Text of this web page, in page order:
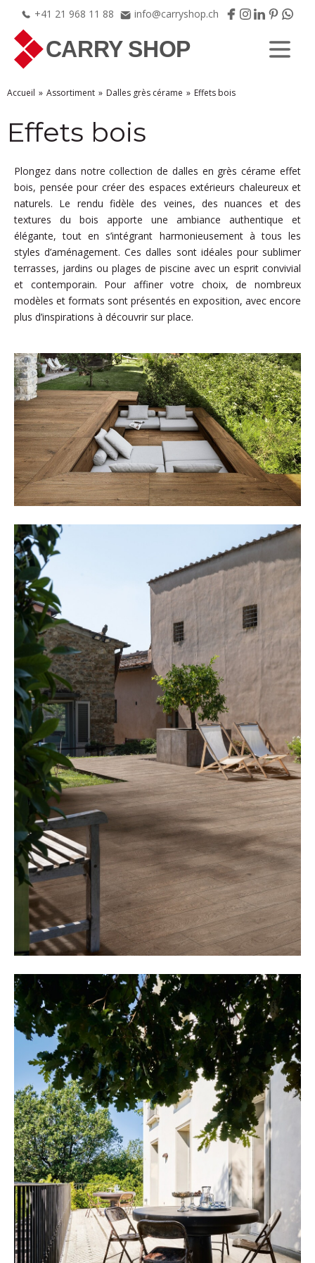
+41 21 968 11 88 info@carryshop.ch
Accueil Assortiment Dalles grès cérame Effets bois
Effets bois
Plongez dans notre collection de dalles en grès cérame effet
bois, pensée pour créer des espaces extérieurs chaleureux et
naturels. Le rendu fidèle des veines, des nuances et des
textures du bois apporte une ambiance authentique et
élégante, tout en s’intégrant harmonieusement à tous les
styles d’aménagement. Ces dalles sont idéales pour sublimer
terrasses, jardins ou plages de piscine avec un esprit convivial
et contemporain. Pour affiner votre choix, de nombreux
modèles et formats sont présentés en exposition, avec encore
plus d’inspirations à découvrir sur place.